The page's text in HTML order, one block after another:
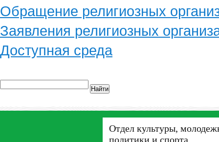
Обращение религиозных
Заявления религиозных
Доступная среда
Найти
Отдел культуры,
политики и спорта